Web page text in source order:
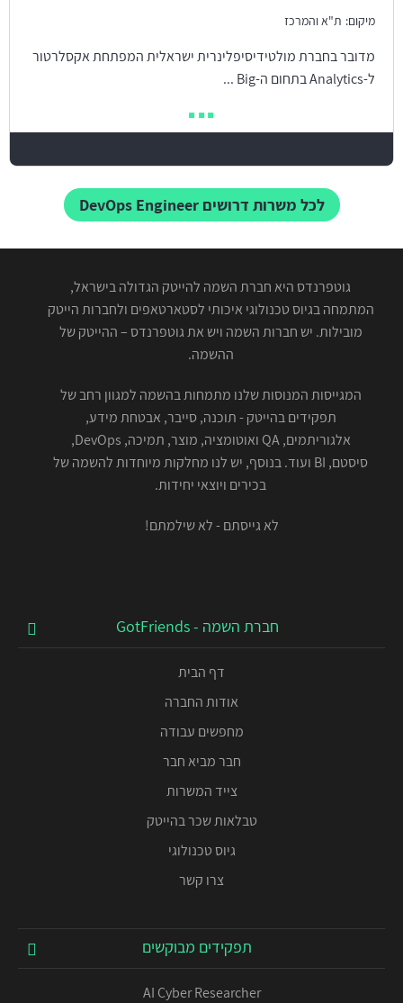
מיקום: ת"א והמרכז
מדובר בחברת מולטידיסיפלינרית ישראלית המפתחת אקסלרטור
ל-Analytics בתחום ה-Big ...
לכל משרות דרושים DevOps Engineer
גוטפרנדס היא חברת השמה להייטק הגדולה בישראל,
המתמחה בגיוס טכנולוגי איכותי לסטארטאפים ולחברות הייטק
מובילות. יש חברות השמה ויש את גוטפרנדס – ההייטק של
ההשמה.
המגייסות המנוסות שלנו מתמחות בהשמה למגוון רחב של
תפקידים בהייטק - תוכנה, סייבר, אבטחת מידע,
אלגוריתמים, QA ואוטומציה, מוצר, תמיכה, DevOps,
סיסטם, BI ועוד. בנוסף, יש לנו מחלקות מיוחדות להשמה של
בכירים ויוצאי יחידות.
לא גייסתם - לא שילמתם!
חברת השמה - GotFriends
דף הבית
אודות החברה
מחפשים עבודה
חבר מביא חבר
צייד המשרות
טבלאות שכר בהייטק
גיוס טכנולוגי
צרו קשר
תפקידים מבוקשים
AI Cyber Researcher